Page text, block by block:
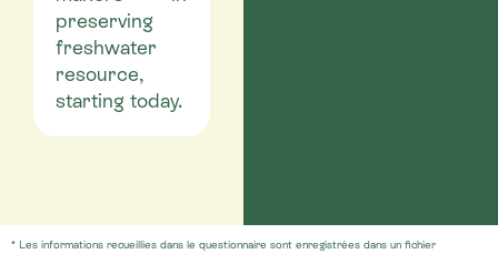
preserving
freshwater
resource,
starting today.
* Les informations recueillies dans le questionnaire sont enregistrées dans un fichier